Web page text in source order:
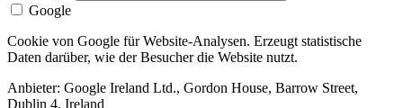
Google
Cookie von Google für Website-Analysen. Erzeugt statistische
Daten darüber, wie der Besucher die Website nutzt.
Anbieter: Google Ireland Ltd., Gordon House, Barrow Street,
Dublin 4, Ireland